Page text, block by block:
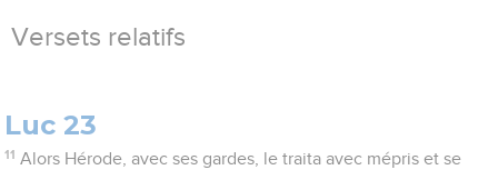
Versets relatifs
Luc 23
11 Alors Hérode, avec ses gardes, le traita avec mépris et se